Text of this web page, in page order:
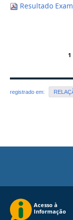
Resultado
1
registrado em: